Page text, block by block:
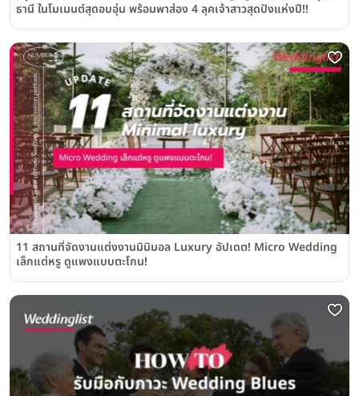
ธานี ในโมเมนต์สุดอบอุ่น พร้อมพาส่อง 4 ลุคเจ้าสาวสุดปังแห่งปี!!
11 สถานที่จัดงานแต่งงานมินิมอล Luxury อัปเดต! Micro Wedding
เล็กแต่หรู ดูแพงแบบตะโกน!